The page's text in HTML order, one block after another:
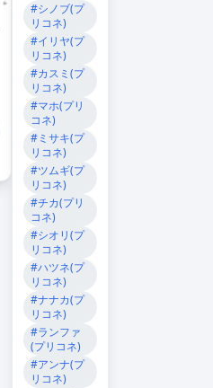
#シノブ(プ
リコネ)
#イリヤ(プ
リコネ)
#カスミ(プ
リコネ)
#マホ(プリ
コネ)
#ミサキ(プ
リコネ)
#ツムギ(プ
リコネ)
#チカ(プリ
コネ)
#シオリ(プ
リコネ)
#ハツネ(プ
リコネ)
#ナナカ(プ
リコネ)
#ランファ
(プリコネ)
#アンナ(プ
リコネ)